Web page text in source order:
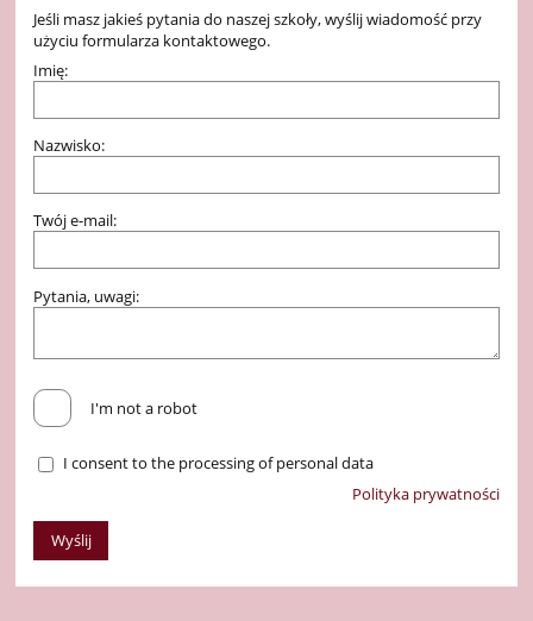
Jeśli masz jakieś pytania do naszej szkoły, wyślij wiadomość przy
użyciu formularza kontaktowego.
Imię:
Nazwisko:
Twój e-mail:
Pytania, uwagi:
I'm not a robot
I consent to the processing of personal data
Polityka prywatności